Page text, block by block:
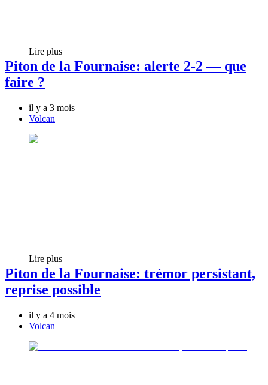
Lire plus
Piton de la Fournaise: alerte 2-2 — que
faire ?
il y a 3 mois
Volcan
Lire plus
Piton de la Fournaise: trémor persistant,
reprise possible
il y a 4 mois
Volcan